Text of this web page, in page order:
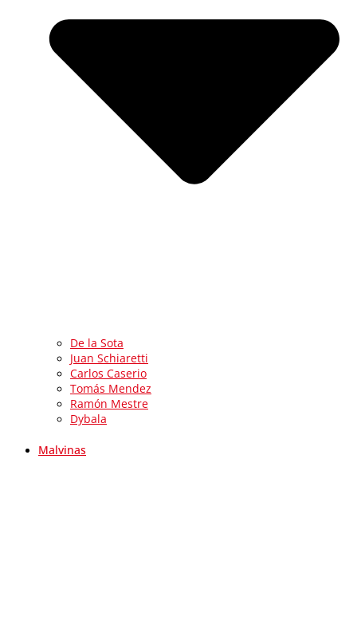
De la Sota
Juan Schiaretti
Carlos Caserio
Tomás Mendez
Ramón Mestre
Dybala
Malvinas